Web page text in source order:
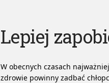
Lepiej
W obecnych czasach
zdrowie powinny zadbać